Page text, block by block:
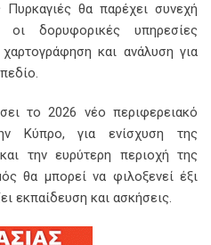
θα παρέχει συνεχή
δορυφορικές υπηρεσίες
και ανάλυση για
το 2026 νέο περιφερειακό
Κύπρο, για ενίσχυση της
την ευρύτερη περιοχή της
θα μπορεί να φιλοξενεί έξι
εκπαίδευση και ασκήσεις.